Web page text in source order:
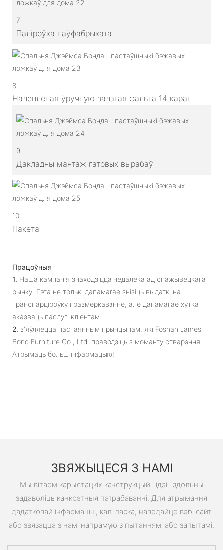
7
Паліроўка паўфабрыката
8
Налепленая ўручную залатая фальга 14 карат
9
Дакладны мантаж гатовых вырабаў
10
Пакета
Працоўныя
1. Наша кампанія знаходзіцца недалёка ад спажывецкага
рынку. Гэта не толькі дапамагае знізіць выдаткі на
транспарціроўку і размеркаванне, але дапамагае хутка
аказваць паслугі кліентам.
2. з'яўляецца пастаянным прынцыпам, які Foshan James
Bond Furniture Co., Ltd. праводзіць з моманту стварэння.
Атрымаць больш інфармацыю!
ЗВЯЖЫЦЕСЯ З НАМІ
Мы вітаем карыстацкіх канструкцый і ідэі і здольны
задаволіць канкрэтныя патрабаванні. Для атрымання
дадатковай інфармацыі, калі ласка, наведайце вэб-сайт
або звязацца з намі напрамую з пытаннямі або запытамі.